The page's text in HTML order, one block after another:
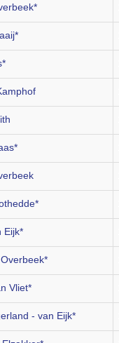
Eijk*
Vliet*
- van Eijk*